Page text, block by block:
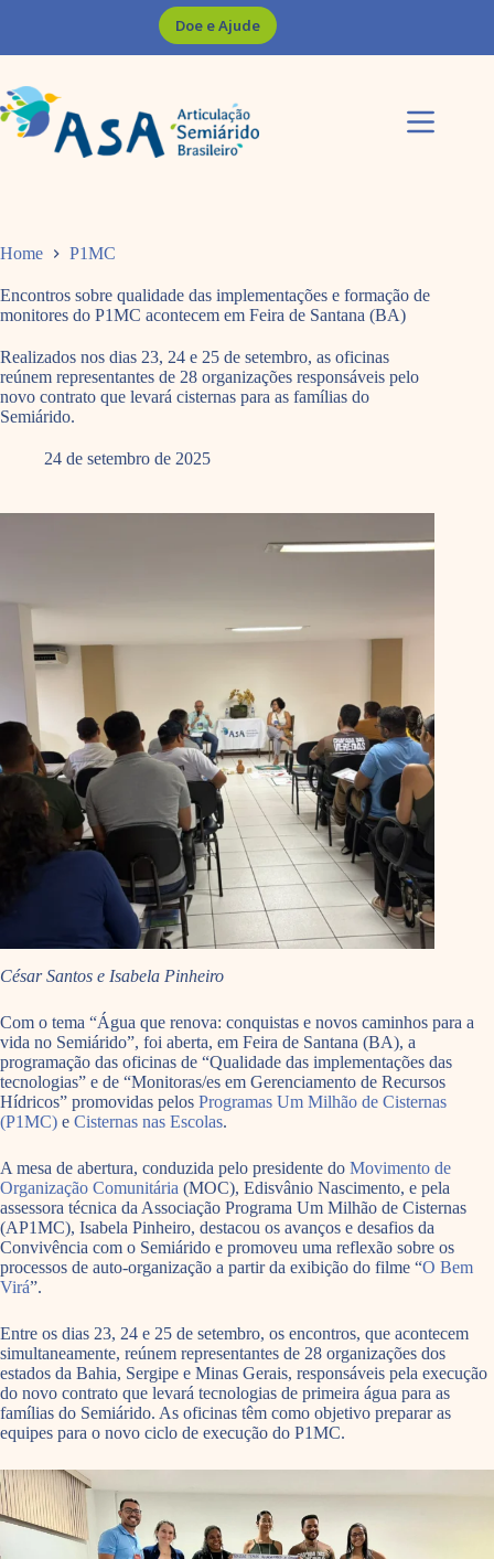
Doe e Ajude
Home P1MC
Encontros sobre qualidade das implementações e formação de
monitores do P1MC acontecem em Feira de Santana (BA)
Realizados nos dias 23, 24 e 25 de setembro, as oficinas
reúnem representantes de 28 organizações responsáveis pelo
novo contrato que levará cisternas para as famílias do
Semiárido.
24 de setembro de 2025
César Santos e Isabela Pinheiro
Com o tema “Água que renova: conquistas e novos caminhos para a
vida no Semiárido”, foi aberta, em Feira de Santana (BA), a
programação das oficinas de “Qualidade das implementações das
tecnologias” e de “Monitoras/es em Gerenciamento de Recursos
Hídricos” promovidas pelos Programas Um Milhão de Cisternas
(P1MC) e Cisternas nas Escolas.
A mesa de abertura, conduzida pelo presidente do Movimento de
Organização Comunitária (MOC), Edisvânio Nascimento, e pela
assessora técnica da Associação Programa Um Milhão de Cisternas
(AP1MC), Isabela Pinheiro, destacou os avanços e desafios da
Convivência com o Semiárido e promoveu uma reflexão sobre os
processos de auto-organização a partir da exibição do filme “O Bem
Virá”.
Entre os dias 23, 24 e 25 de setembro, os encontros, que acontecem
simultaneamente, reúnem representantes de 28 organizações dos
estados da Bahia, Sergipe e Minas Gerais, responsáveis pela execução
do novo contrato que levará tecnologias de primeira água para as
famílias do Semiárido. As oficinas têm como objetivo preparar as
equipes para o novo ciclo de execução do P1MC.